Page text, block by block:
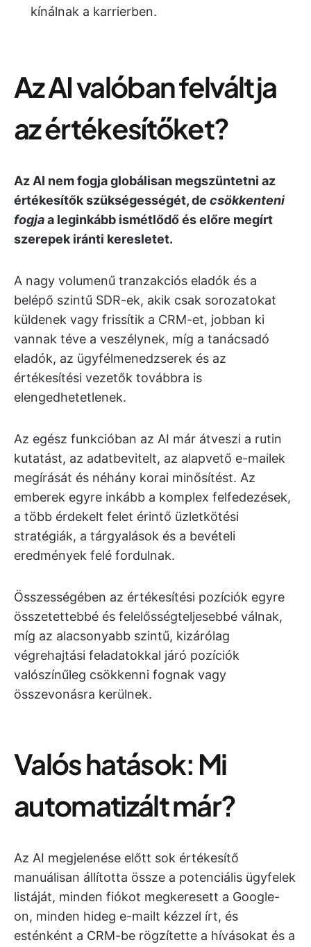
kínálnak a karrierben.
Az AI valóban felváltja
az értékesítőket?
Az AI nem fogja globálisan megszüntetni az
értékesítők szükségességét, de csökkenteni
fogjaa leginkább ismétlődő és előre megírt
szerepek iránti keresletet.
A nagy volumenű tranzakciós eladók és a
belépő szintű SDR-ek, akik csak sorozatokat
küldenek vagy frissítik a CRM-et, jobban ki
vannak téve a veszélynek, míg a tanácsadó
eladók, az ügyfélmenedzserek és az
értékesítési vezetők továbbra is
elengedhetetlenek.
Az egész funkcióban az AI már átveszi a rutin
kutatást, az adatbevitelt, az alapvető e-mailek
megírását és néhány korai minősítést. Az
emberek egyre inkább a komplex felfedezések,
a több érdekelt felet érintő üzletkötési
stratégiák, a tárgyalások és a bevételi
eredmények felé fordulnak.
Összességében az értékesítési pozíciók egyre
összetettebbé és felelősségteljesebbé válnak,
míg az alacsonyabb szintű, kizárólag
végrehajtási feladatokkal járó pozíciók
valószínűleg csökkenni fognak vagy
összevonásra kerülnek.
Valós hatások: Mi
automatizált már?
Az AI megjelenése előtt sok értékesítő
manuálisan állította össze a potenciális ügyfelek
listáját, minden fiókot megkeresett a Google-
on, minden hideg e-mailt kézzel írt, és
esténként a CRM-be rögzítette a hívásokat és a